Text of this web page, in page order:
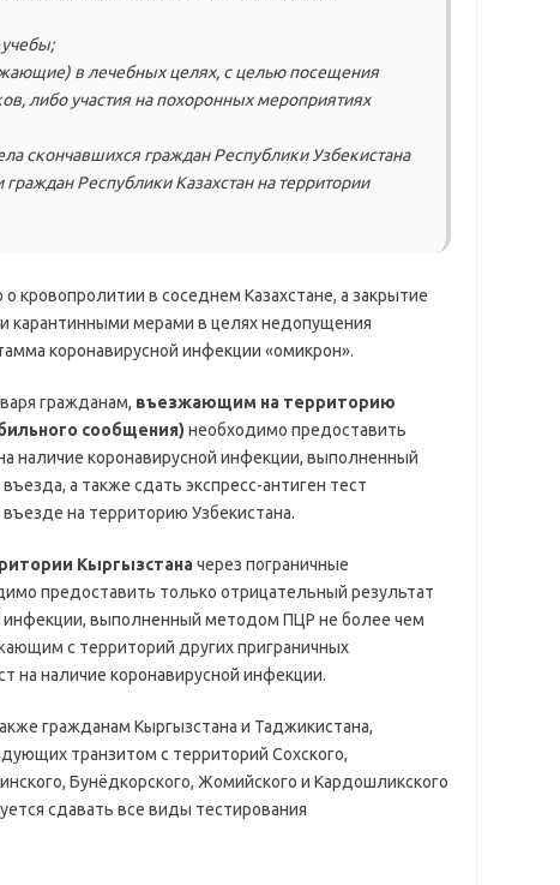
в лечебных целях, с целью посещения
либо участия на похоронных мероприятиях
скончавшихся граждан Республики Узбекистана
Республики Казахстан на территории
кровопролитии в соседнем Казахстане, а закрытие
мерами в целях недопущения
коронавирусной инфекции «омикрон».
гражданам, въезжающим на территорию
сообщения) необходимо предоставить
наличие коронавирусной инфекции, выполненный
а также сдать экспресс-антиген тест
на территорию Узбекистана.
Кыргызстаначерез пограничные
предоставить только отрицательный результат
инфекции, выполненный методом ПЦР не более чем
с территорий других приграничных
на наличие коронавирусной инфекции.
гражданам Кыргызстана и Таджикистана,
транзитом с территорий Сохского,
Бунёдкорского, Жомийского и Кардошликского
сдавать все виды тестирования